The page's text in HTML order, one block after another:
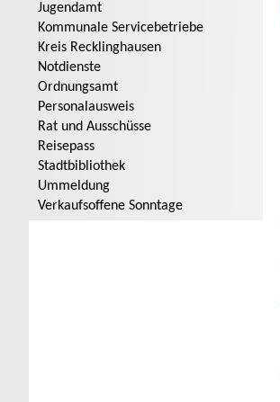
Jugendamt
Kommunale Servicebetriebe
Kreis Recklinghausen
Notdienste
Ordnungsamt
Personalausweis
Rat und Ausschüsse
Reisepass
Stadtbibliothek
Ummeldung
Verkaufsoffene Sonntage